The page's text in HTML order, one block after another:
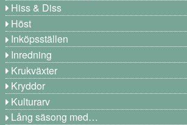
Hiss & Diss
Höst
Inköpsställen
Inredning
Krukväxter
Kryddor
Kulturarv
Lång säsong med…